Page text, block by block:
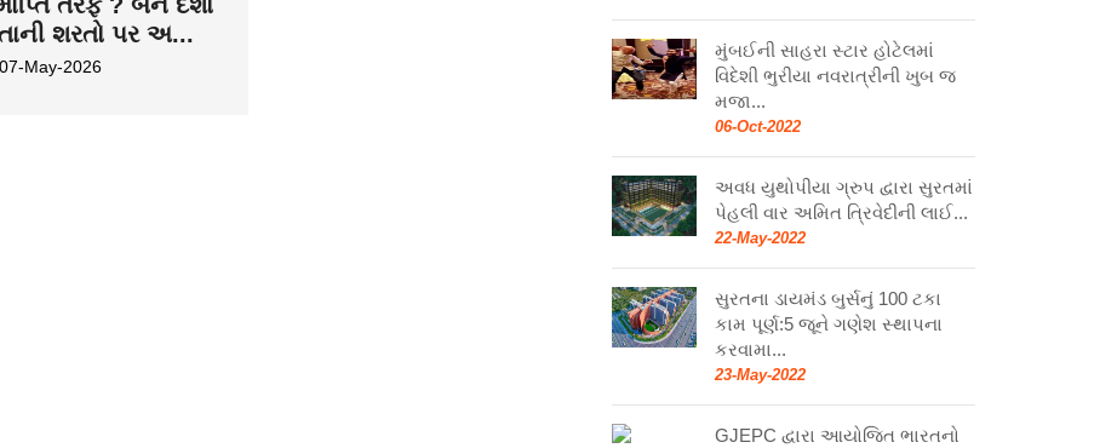
મુંબઈની સાહરા સ્ટાર હોટેલમાં
વિદેશી ભુરીયા નવરાત્રીની ખુબ જ
મજા...
06-Oct-2022
અવધ યુથોપીયા ગ્રુપ દ્વારા સુરતમાં
પેહલી વાર અમિત ત્રિવેદીની લાઈ...
22-May-2022
સુરતના ડાયમંડ બુર્સનું 100 ટકા
કામ પૂર્ણ:5 જૂને ગણેશ સ્થાપના
કરવામા...
23-May-2022
GJEPC દ્વારા આયોજિત ભારતનો